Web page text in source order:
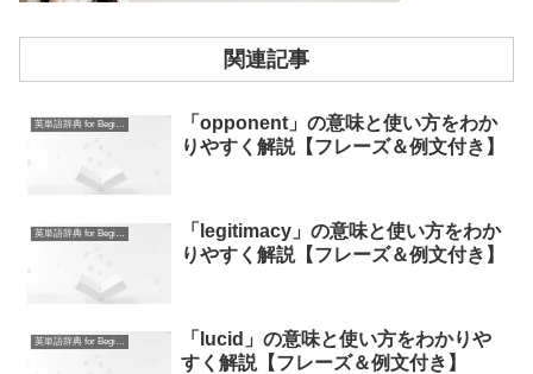
関連記事
英単語辞典 for Beginners
「opponent」の意味と使い方をわか
りやすく解説【フレーズ＆例文付き】
英単語辞典 for Beginners
「legitimacy」の意味と使い方をわか
りやすく解説【フレーズ＆例文付き】
英単語辞典 for Beginners
「lucid」の意味と使い方をわかりや
すく解説【フレーズ＆例文付き】